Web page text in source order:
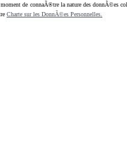
de connaÃ®tre la nature des donnÃ©es
Charte sur les DonnÃ©es Personnelles.